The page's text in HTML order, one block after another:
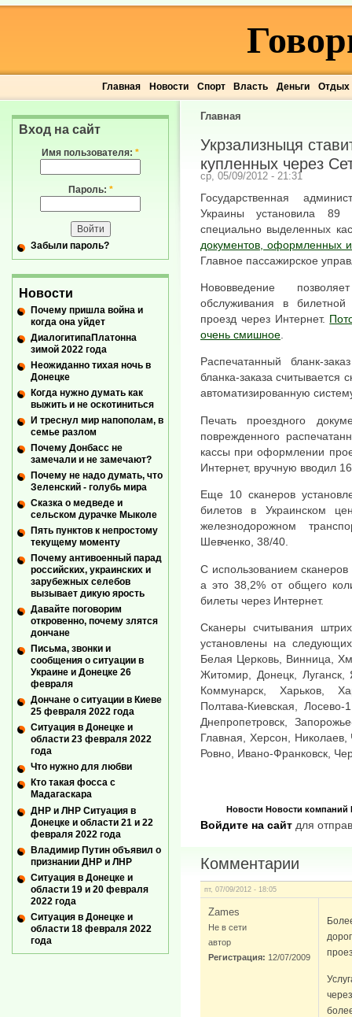
Главная Новости Спорт Власть Деньги Отдых
Главная
Укрзализныця
купленных через
ср, 05/09/2012 - 21:31
Государственная
Украины установила 89
специально выделенных
документов, оформленных
Главное пассажирское
Нововведение
обслуживания в
проезд через Интернет.
очень смишное
Распечатанный бланк-
бланка-заказа считывается
автоматизированную
Печать проездного
поврежденного
кассы при оформлении
Интернет, вручную вводил
Еще 10 сканеров
билетов в Украинском
железнодорожном
Шевченко, 38/40.
С использованием
а это 38,2% от общего
билеты через Интернет.
Сканеры считывания
установлены на
Белая Церковь, Винница,
Житомир, Донецк, Луганск,
Коммунарск, Харьков,
Полтава-Киевская, Лосево-
Днепропетровск,
Главная, Херсон,
Ровно, Ивано-Франковск,
Новости Новости компаний
Войдите на сайт для
Комментарии
пт, 07/09/2012 - 18:05
Zames
Не в сети
автор
Регистрация: 12/07/2009
Вход на сайт
Имя пользователя: *
Пароль: *
Забыли пароль?
Новости
Почему пришла война и
когда она уйдет
ДиалогитипаПлатонна
зимой 2022 года
Неожиданно тихая ночь в
Донецке
Когда нужно думать как
выжить и не оскотиниться
И треснул мир напополам, в
семье разлом
Почему Донбасс не
замечали и не замечают?
Почему не надо думать, что
Зеленский - голубь мира
Сказка о медведе и
сельском дурачке Мыколе
Пять пунктов к непростому
текущему моменту
Почему антивоенный парад
российских, украинских и
зарубежных селебов
вызывает дикую ярость
Давайте поговорим
откровенно, почему злятся
дончане
Письма, звонки и
сообщения о ситуации в
Украине и Донецке 26
февраля
Дончане о ситуации в Киеве
25 февраля 2022 года
Ситуация в Донецке и
области 23 февраля 2022
года
Что нужно для любви
Кто такая фосса с
Мадагаскара
ДНР и ЛНР Ситуация в
Донецке и области 21 и 22
февраля 2022 года
Владимир Путин объявил о
признании ДНР и ЛНР
Ситуация в Донецке и
области 19 и 20 февраля
2022 года
Ситуация в Донецке и
области 18 февраля 2022
года